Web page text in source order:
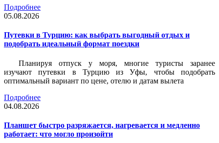
Подробнее
05.08.2026
Путевки в Турцию: как выбрать выгодный отдых и
подобрать идеальный формат поездки
Планируя отпуск у моря, многие туристы заранее
изучают путевки в Турцию из Уфы, чтобы подобрать
оптимальный вариант по цене, отелю и датам вылета
Подробнее
04.08.2026
Планшет быстро разряжается, нагревается и медленно
работает: что могло произойти